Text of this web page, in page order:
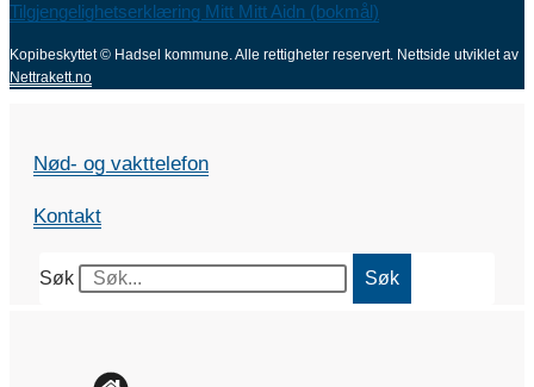
Tilgjengelighetserklæring Mitt Mitt Aidn (bokmål)
Kopibeskyttet © Hadsel kommune. Alle rettigheter reservert. Nettside utviklet av
Nettrakett.no
Nød- og vakttelefon
Kontakt
Søk Søk